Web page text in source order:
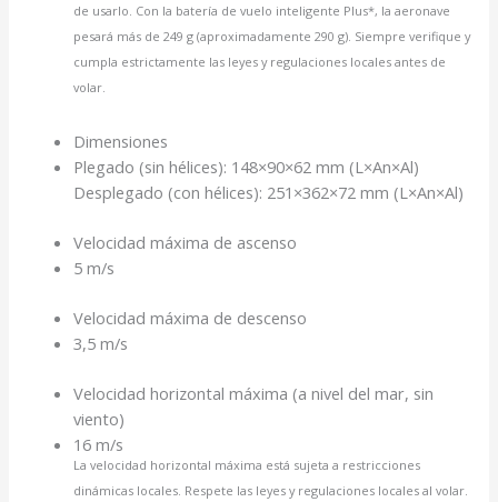
de usarlo. Con la batería de vuelo inteligente Plus*, la aeronave
pesará más de 249 g (aproximadamente 290 g). Siempre verifique y
cumpla estrictamente las leyes y regulaciones locales antes de
volar.
Dimensiones
Plegado (sin hélices): 148×90×62 mm (L×An×Al)
Desplegado (con hélices): 251×362×72 mm (L×An×Al)
Velocidad máxima de ascenso
5 m/s
Velocidad máxima de descenso
3,5 m/s
Velocidad horizontal máxima (a nivel del mar, sin
viento)
16 m/s
La velocidad horizontal máxima está sujeta a restricciones
dinámicas locales. Respete las leyes y regulaciones locales al volar.